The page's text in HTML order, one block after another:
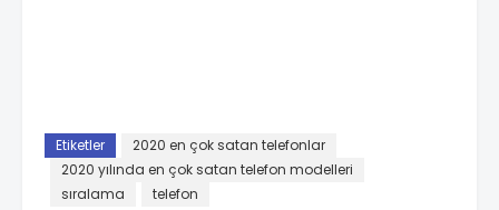
Etiketler
2020 en çok satan telefonlar
2020 yılında en çok satan telefon modelleri
sıralama
telefon